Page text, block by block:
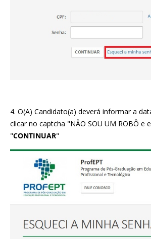
4. O(A) Candidato(a) deverá informar a
clicar no captcha "NÂO SOU UM ROBÔ e
"CONTINUAR"